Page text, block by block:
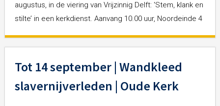
augustus, in de viering van Vrijzinnig Delft: 'Stem, klank en
stilte’ in een kerkdienst. Aanvang 10.00 uur, Noordeinde 4
Tot 14 september | Wandkleed
slavernijverleden | Oude Kerk